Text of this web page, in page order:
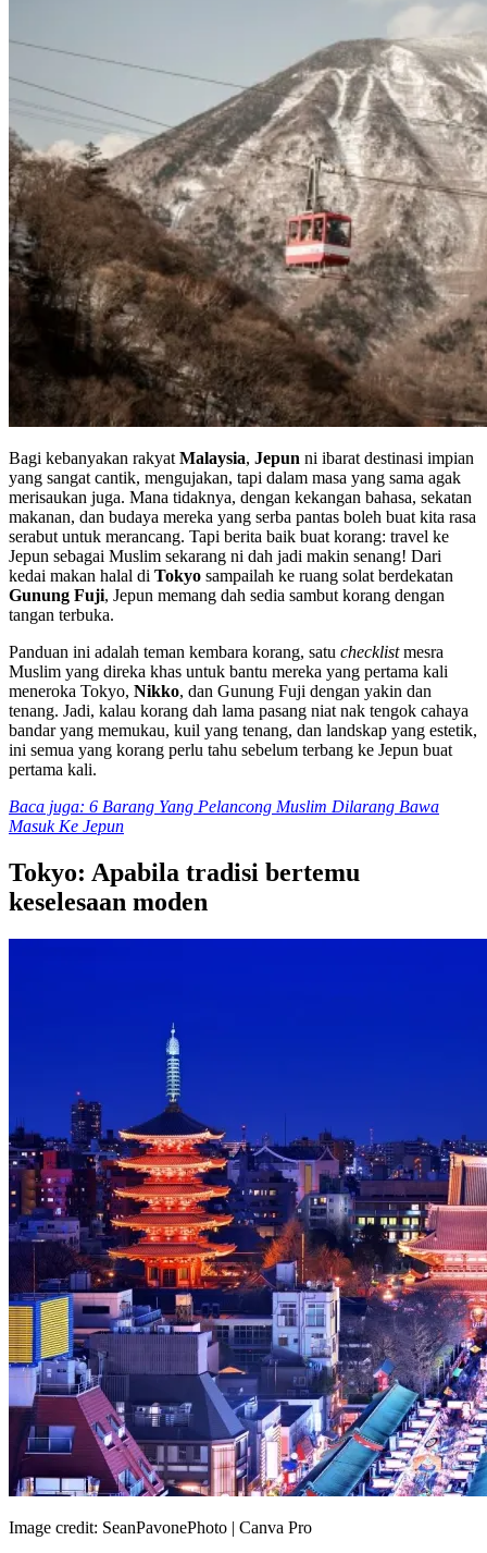
Bagi kebanyakan rakyat Malaysia, Jepun ni ibarat destinasi impian
yang sangat cantik, mengujakan, tapi dalam masa yang sama agak
merisaukan juga. Mana tidaknya, dengan kekangan bahasa, sekatan
makanan, dan budaya mereka yang serba pantas boleh buat kita rasa
serabut untuk merancang. Tapi berita baik buat korang: travel ke
Jepun sebagai Muslim sekarang ni dah jadi makin senang! Dari
kedai makan halal di Tokyo sampailah ke ruang solat berdekatan
Gunung Fuji, Jepun memang dah sedia sambut korang dengan
tangan terbuka.
Panduan ini adalah teman kembara korang, satu checklistmesra
Muslim yang direka khas untuk bantu mereka yang pertama kali
meneroka Tokyo, Nikko, dan Gunung Fuji dengan yakin dan
tenang. Jadi, kalau korang dah lama pasang niat nak tengok cahaya
bandar yang memukau, kuil yang tenang, dan landskap yang estetik,
ini semua yang korang perlu tahu sebelum terbang ke Jepun buat
pertama kali.
Baca juga: 6 Barang Yang Pelancong Muslim Dilarang Bawa
Masuk Ke Jepun
Tokyo: Apabila tradisi bertemu
keselesaan moden
Image credit: SeanPavonePhoto | Canva Pro